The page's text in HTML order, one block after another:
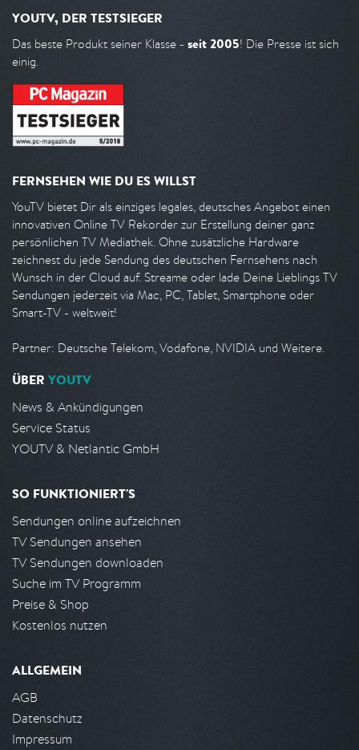
YOUTV, DER TESTSIEGER
Das beste Produkt seiner Klasse - seit 2005! Die Presse ist sich
einig.
FERNSEHEN WIE DU ES WILLST
YouTV bietet Dir als einziges legales, deutsches Angebot einen
innovativen Online TV Rekorder zur Erstellung deiner ganz
persönlichen TV Mediathek. Ohne zusätzliche Hardware
zeichnest du jede Sendung des deutschen Fernsehens nach
Wunsch in der Cloud auf. Streame oder lade Deine Lieblings TV
Sendungen jederzeit via Mac, PC, Tablet, Smartphone oder
Smart-TV - weltweit!
Partner: Deutsche Telekom, Vodafone, NVIDIA und Weitere.
ÜBER YOUTV
News & Ankündigungen
Service Status
YOUTV & Netlantic GmbH
SO FUNKTIONIERT'S
Sendungen online aufzeichnen
TV Sendungen ansehen
TV Sendungen downloaden
Suche im TV Programm
Preise & Shop
Kostenlos nutzen
ALLGEMEIN
AGB
Datenschutz
Impressum